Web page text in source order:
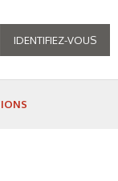
IDENTIFIEZ-VOUS